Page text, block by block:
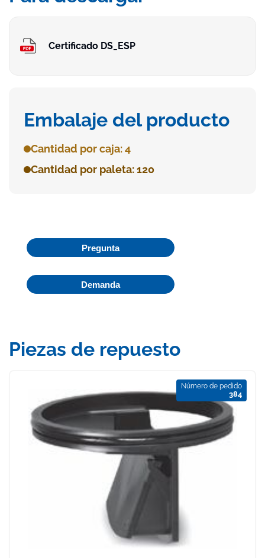
Certificado DS_ESP
Embalaje del producto
Cantidad por caja: 4
Cantidad por paleta: 120
Pregunta
Demanda
Piezas de repuesto
Número de pedido
384